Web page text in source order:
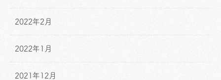
2022年2月
2022年1月
2021年12月